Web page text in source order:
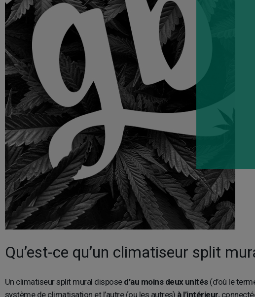
Qu’est-ce qu’un climatiseur split
Un climatiseur split mural dispose d’au moins deux unités(d’où le
système de climatisation et l’autre (ou les autres) à l’intérieur,